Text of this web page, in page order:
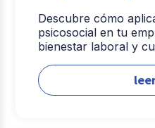
Descubre cómo
psicosocial en tu
bienestar laboral y